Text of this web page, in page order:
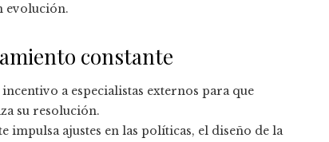
evolución.
constante
a especialistas externos para que
su resolución.
ajustes en las políticas, el diseño de la